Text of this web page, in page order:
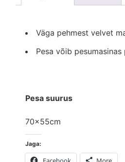
Väga pehmest velvet
Pesa võib
Pesa suurus
70x55cm
Jaga: